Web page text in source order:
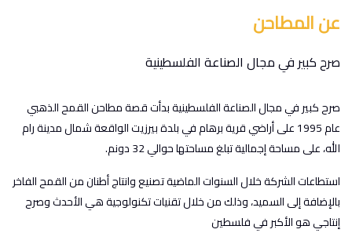
عن المطاحن
صرح كبير في مجال الصناعة الفلسطينية
صرح كبير في مجال الصناعة الفلسطينية بدأت قصة مطاحن القمح الذهبي
عام 1995 على أراضي قرية برهام في بلدة بيرزيت الواقعة شمال مدينة رام
الله، على مساحة إجمالية تبلغ مساحتها حوالي 32 دونم.
استطاعات الشركة خلال السنوات الماضية تصنيع وانتاج أطنان من القمح الفاخر
بالإضافة إلى السميد، وذلك من خلال تقنيات تكنولوجية هي الأحدث وصرح
إنتاجي هو الأكبر في فلسطين